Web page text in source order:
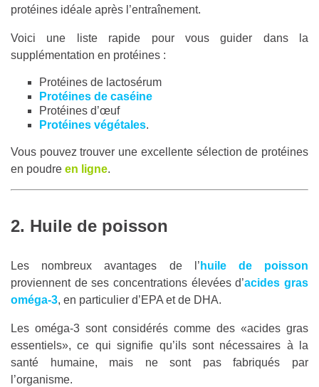
protéines idéale après l’entraînement.
Voici une liste rapide pour vous guider dans la
supplémentation en protéines :
Protéines de lactosérum
Protéines de caséine
Protéines d’œuf
Protéines végétales.
Vous pouvez trouver une excellente sélection de protéines
en poudre en ligne.
2. Huile de poisson
Les nombreux avantages de l’ huile de poisson
proviennent de ses concentrations élevées d’acides gras
oméga-3, en particulier d’EPA et de DHA.
Les oméga-3 sont considérés comme des «acides gras
essentiels», ce qui signifie qu’ils sont nécessaires à la
santé humaine, mais ne sont pas fabriqués par
l’organisme.